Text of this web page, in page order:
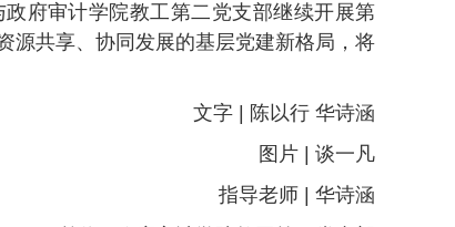
府审计学院教工第二党支部继续开展第
源共享、协同发展的基层党建新格局，将
文字 | 陈以行 华诗涵
图片 | 谈一凡
指导老师 | 华诗涵